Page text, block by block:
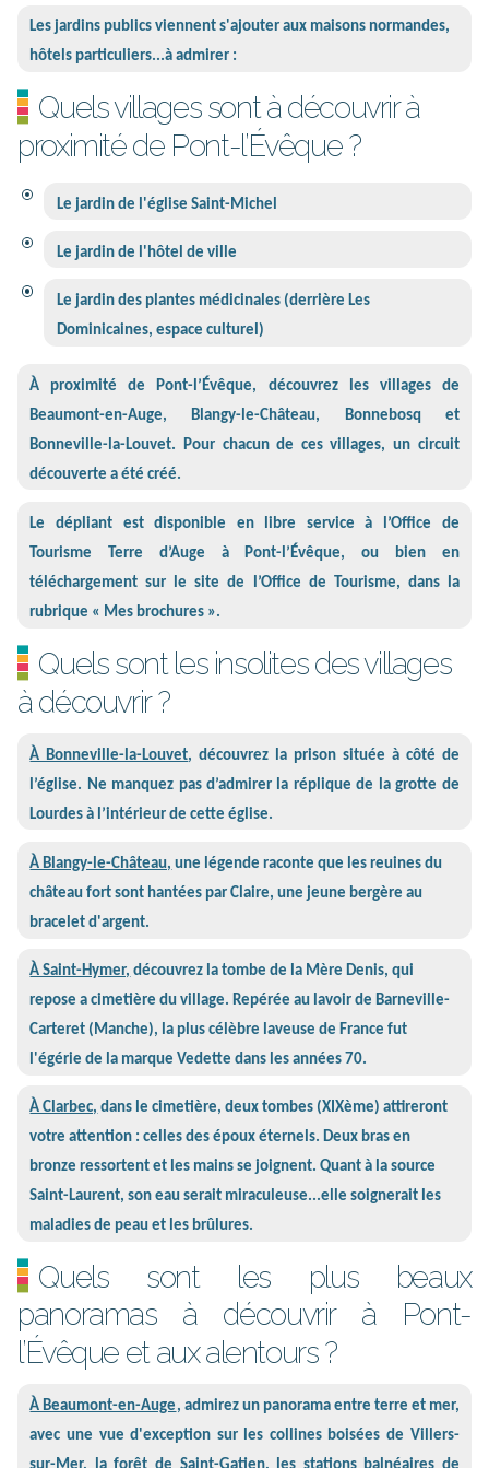
Les jardins publics viennent s'ajouter aux maisons normandes,
hôtels particuliers...à admirer :
Quels villages sont à découvrir à
proximité de Pont-l’Évêque ?
Le jardin de l'église Saint-Michel
Le jardin de l'hôtel de ville
Le jardin des plantes médicinales (derrière Les
Dominicaines, espace culturel)
À proximité de Pont-l’Évêque, découvrez les villages de
Beaumont-en-Auge, Blangy-le-Château, Bonnebosq et
Bonneville-la-Louvet. Pour chacun de ces villages, un circuit
découverte a été créé.
Le dépliant est disponible en libre service à l’Office de
Tourisme Terre d’Auge à Pont-l’Évêque, ou bien en
téléchargement sur le site de l’Office de Tourisme, dans la
rubrique « Mes brochures ».
Quels sont les insolites des villages
à découvrir ?
À Bonneville-la-Louvet, découvrez la prison située à côté de
l’église. Ne manquez pas d’admirer la réplique de la grotte de
Lourdes à l’intérieur de cette église.
À Blangy-le-Château, une légende raconte que les reuines du
château fort sont hantées par Claire, une jeune bergère au
bracelet d'argent.
À Saint-Hymer, découvrez la tombe de la Mère Denis, qui
repose a cimetière du village. Repérée au lavoir de Barneville-
Carteret (Manche), la plus célèbre laveuse de France fut
l'égérie de la marque Vedette dans les années 70.
À Clarbec, dans le cimetière, deux tombes (XIXème) attireront
votre attention : celles des époux éternels. Deux bras en
bronze ressortent et les mains se joignent. Quant à la source
Saint-Laurent, son eau serait miraculeuse...elle soignerait les
maladies de peau et les brûlures.
Quels sont les plus beaux
panoramas à découvrir à Pont-
l’Évêque et aux alentours ?
À Beaumont-en-Auge , admirez un panorama entre terre et mer,
avec une vue d'exception sur les collines boisées de Villers-